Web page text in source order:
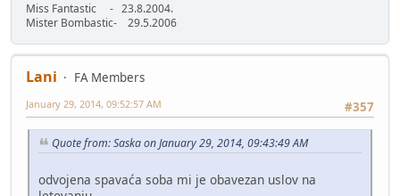
Miss Fantastic - 23.8.2004.
Mister Bombastic- 29.5.2006
Lani
FA Members
#357
January 29, 2014, 09:52:57 AM
Quote from: Saska on January 29, 2014, 09:43:49 AM
odvojena spavaća soba mi je obavezan uslov na